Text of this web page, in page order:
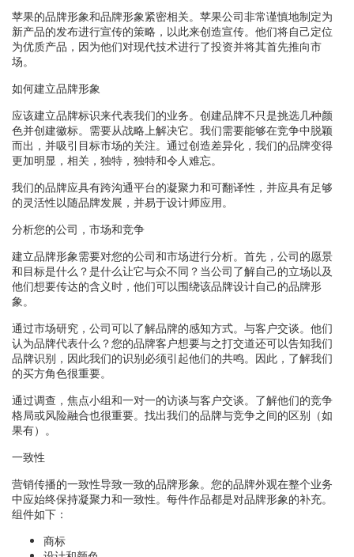
苹果的品牌形象和品牌形象紧密相关。苹果公司非常谨慎地制定为
新产品的发布进行宣传的策略，以此来创造宣传。他们将自己定位
为优质产品，因为他们对现代技术进行了投资并将其首先推向市
场。
如何建立品牌形象
应该建立品牌标识来代表我们的业务。创建品牌不只是挑选几种颜
色并创建徽标。需要从战略上解决它。我们需要能够在竞争中脱颖
而出，并吸引目标市场的关注。通过创造差异化，我们的品牌变得
更加明显，相关，独特，独特和令人难忘。
我们的品牌应具有跨沟通平台的凝聚力和可翻译性，并应具有足够
的灵活性以随品牌发展，并易于设计师应用。
分析您的公司，市场和竞争
建立品牌形象需要对您的公司和市场进行分析。首先，公司的愿景
和目标是什么？是什么让它与众不同？当公司了解自己的立场以及
他们想要传达的含义时，他们可以围绕该品牌设计自己的品牌形
象。
通过市场研究，公司可以了解品牌的感知方式。与客户交谈。他们
认为品牌代表什么？您的品牌客户想要与之打交道还可以告知我们
品牌识别，因此我们的识别必须引起他们的共鸣。因此，了解我们
的买方角色很重要。
通过调查，焦点小组和一对一的访谈与客户交谈。了解他们的竞争
格局或风险融合也很重要。找出我们的品牌与竞争之间的区别（如
果有）。
一致性
营销传播的一致性导致一致的品牌形象。您的品牌外观在整个业务
中应始终保持凝聚力和一致性。每件作品都是对品牌形象的补充。
组件如下：
商标